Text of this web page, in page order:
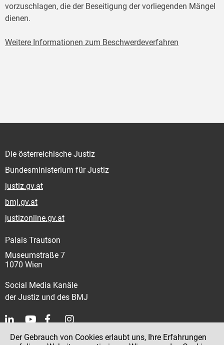
vorzuschlagen, die der Beseitigung der vorliegenden Mängel
dienen.
Weitere Informationen zum Beschwerdeverfahren
Die österreichische Justiz
Bundesministerium für Justiz
justiz.gv.at
bmj.gv.at
justizonline.gv.at
Palais Trautson
Museumstraße 7
1070 Wien
Social Media Kanäle
der Justiz und des BMJ
Kontakt
Der Gebrauch von Cookies erlaubt uns, Ihre Erfahrungen